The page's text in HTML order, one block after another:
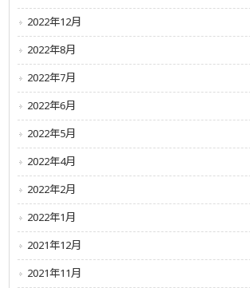
2022年12月
2022年8月
2022年7月
2022年6月
2022年5月
2022年4月
2022年2月
2022年1月
2021年12月
2021年11月